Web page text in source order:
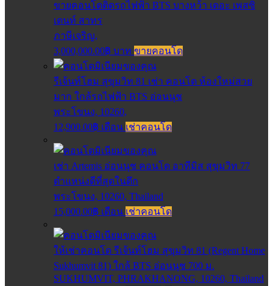
ขายคอนโดติดรถไฟฟ้า BTS บางหว้า เดอะ เพสซิ
เดนท์ สาทร
ภาษีเจริญ,
3,000,000.00฿ บาท ขายคอนโด
รีเจ้นท์โฮม สุขุมวิท 81 เช่า คอนโด ห้องใหม่สวย
มาก ใกล้รถไฟฟ้า BTS อ่อนนุช
พระโขนง, 10260,
12,900.00฿ เดือน เช่าคอนโด
เช่า Artemis อ่อนนุช คอนโด อาทีมิส สุขุมวิท 77
ตำแหน่งดีที่สุดในตึก
พระโขนง, 10260, Thailand
15,000.00฿ เดือน เช่าคอนโด
ให้เช่าคอนโด รีเจ้นท์โฮม สุขุมวิท 81 (Regent Home
Sukhumvit 81) ใกล้ BTS อ่อนนุช 700 ม.
SUKHUMVIT, PHRAKHANONG, 10260, Thailand